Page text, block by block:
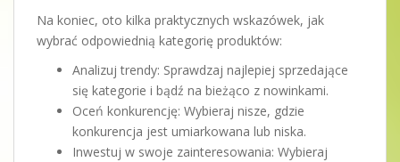
Na koniec, oto kilka praktycznych wskazówek, jak
wybrać odpowiednią kategorię produktów:
Analizuj trendy: Sprawdzaj najlepiej sprzedające
się kategorie i bądź na bieżąco z nowinkami.
Oceń konkurencję: Wybieraj nisze, gdzie
konkurencja jest umiarkowana lub niska.
Inwestuj w swoje zainteresowania: Wybieraj